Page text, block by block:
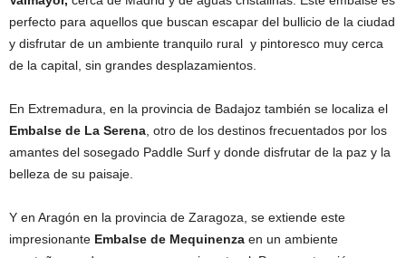
perfecto para aquellos que buscan escapar del bullicio de la ciudad
y disfrutar de un ambiente tranquilo rural y pintoresco muy cerca
de la capital, sin grandes desplazamientos.
En Extremadura, en la provincia de Badajoz también se localiza el
Embalse de La Serena, otro de los destinos frecuentados por los
amantes del sosegado Paddle Surf y donde disfrutar de la paz y la
belleza de su paisaje.
Y en Aragón en la provincia de Zaragoza, se extiende este
impresionante Embalse de Mequinenza en un ambiente